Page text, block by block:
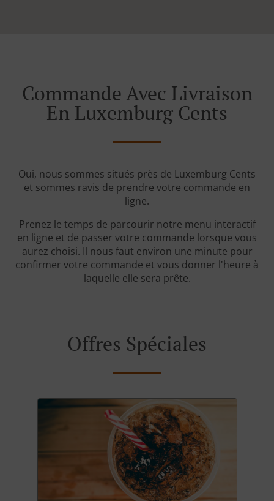
Commande Avec Livraison
En Luxemburg Cents
Oui, nous sommes situés près de Luxemburg Cents
et sommes ravis de prendre votre commande en
ligne.
Prenez le temps de parcourir notre menu interactif
en ligne et de passer votre commande lorsque vous
aurez choisi. Il nous faut environ une minute pour
confirmer votre commande et vous donner l'heure à
laquelle elle sera prête.
Offres Spéciales